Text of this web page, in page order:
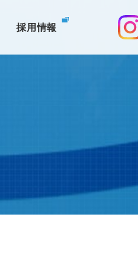
採用情報